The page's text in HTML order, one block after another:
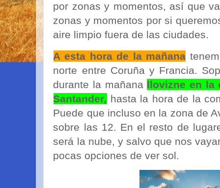
por zonas y momentos, así que
zonas y momentos por si
aire limpio fuera de las ciudades.
A esta hora de la mañana
norte entre Coruña y Francia.
durante la mañana llovizne en la
Santander, hasta la hora de la
Puede que incluso en la zona de
sobre las 12. En el resto de
será la nube, y salvo que nos
pocas opciones de ver sol.